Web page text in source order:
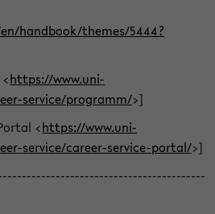
handbook/themes/5444?
https://www.uni-
service/programm/>]
<https://www.uni-
service/career-service-portal/>]